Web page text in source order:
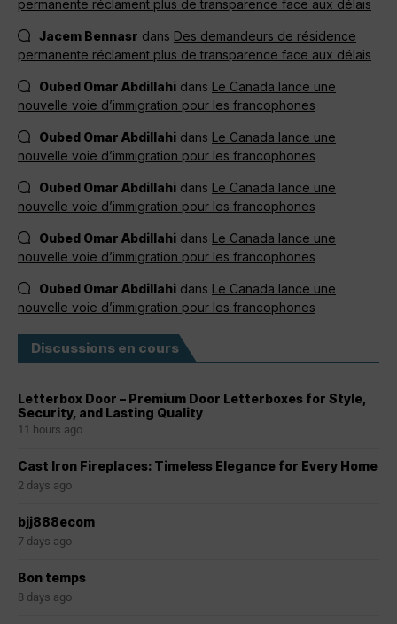
permanente réclament plus de transparence face aux délais
Jacem Bennasr dans Des demandeurs de résidence
permanente réclament plus de transparence face aux délais
Oubed Omar Abdillahi dans Le Canada lance une
nouvelle voie d’immigration pour les francophones
Oubed Omar Abdillahi dans Le Canada lance une
nouvelle voie d’immigration pour les francophones
Oubed Omar Abdillahi dans Le Canada lance une
nouvelle voie d’immigration pour les francophones
Oubed Omar Abdillahi dans Le Canada lance une
nouvelle voie d’immigration pour les francophones
Oubed Omar Abdillahi dans Le Canada lance une
nouvelle voie d’immigration pour les francophones
Discussions en cours
Letterbox Door – Premium Door Letterboxes for Style,
Security, and Lasting Quality
11 hours ago
Cast Iron Fireplaces: Timeless Elegance for Every Home
2 days ago
bjj888ecom
7 days ago
Bon temps
8 days ago